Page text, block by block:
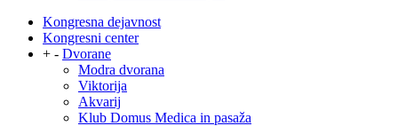
Kongresna dejavnost
Kongresni center
+ - Dvorane
Modra dvorana
Viktorija
Akvarij
Klub Domus Medica in pasaža